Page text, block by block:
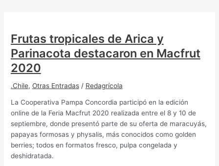
Frutas tropicales de Arica y
Parinacota destacaron en Macfrut
2020
.Chile, Otras Entradas/ Redagrícola
La Cooperativa Pampa Concordia participó en la edición
online de la Feria Macfrut 2020 realizada entre el 8 y 10 de
septiembre, donde presentó parte de su oferta de maracuyás,
papayas formosas y physalis, más conocidos como golden
berries; todos en formatos fresco, pulpa congelada y
deshidratada.